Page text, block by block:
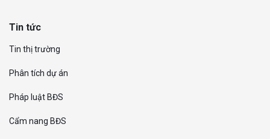
Tin tức
Tin thị trường
Phân tích dự án
Pháp luật BĐS
Cẩm nang BĐS